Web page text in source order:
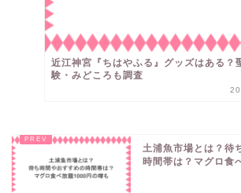
近江神宮『ちはやふる』グッズはある？
験・みどころも調査
土浦魚市場とは？待
時間帯は？マグロ食